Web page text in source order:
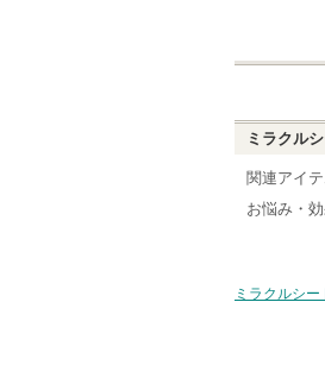
ミラクル
関連アイ
お悩み・
ミラクルシ